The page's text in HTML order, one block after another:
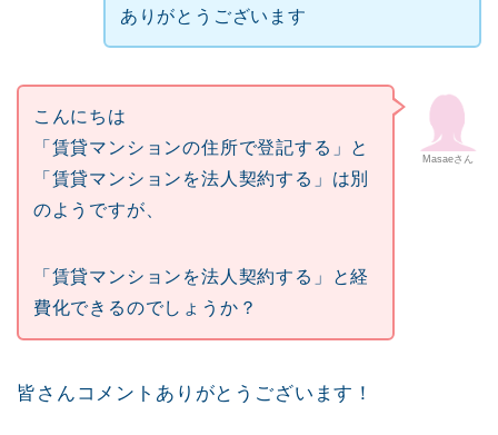
ありがとうございます
Masaeさん
こんにちは
「賃貸マンションの住所で登記する」と
「賃貸マンションを法人契約する」は別
のようですが、
「賃貸マンションを法人契約する」と経
費化できるのでしょうか？
皆さんコメントありがとうございます！